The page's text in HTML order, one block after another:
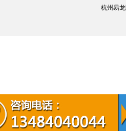
杭州易